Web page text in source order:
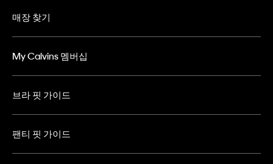
매장 찾기
My Calvins 멤버십
브라 핏 가이드
팬티 핏 가이드